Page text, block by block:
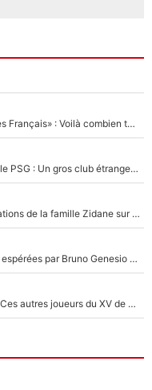
«C'est un beau salaire par rapport à 90 % des Français» : Voilà combien touchait Nelson Monfort sur France Télévisions avant de rejoindre CNews
Ferran Torres a pris sa décision concernant le PSG : Un gros club étranger prêt à relancer le feuilleton pour la signature du champion du monde 2026 !
«Il est très heureux et impatient» : Les révélations de la famille Zidane sur sa prise de pouvoir en équipe de France !
Plus de 100M€ pour l'OM : Voici les recrues espérées par Bruno Genesio et Grégory Lorenzi après l’opération dégraissage
Thomas Ramos ne sera pas le seul à partir : Ces autres joueurs du XV de France pourraient aussi quitter le Stade Toulousain, un club de Top 14 est déjà sur les rangs